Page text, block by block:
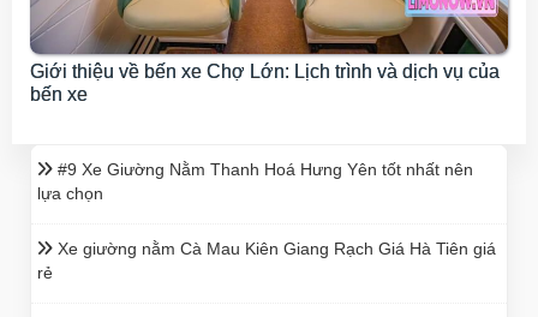
Giới thiệu về bến xe Chợ Lớn: Lịch trình và dịch vụ của
bến xe
#9 Xe Giường Nằm Thanh Hoá Hưng Yên tốt nhất nên
lựa chọn
Xe giường nằm Cà Mau Kiên Giang Rạch Giá Hà Tiên giá
rẻ